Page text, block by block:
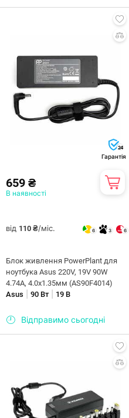
24
Гарантія
659 ₴
В наявності
від 110 ₴/міс. 6 3 6
Блок живлення PowerPlant для
ноутбука Asus 220V, 19V 90W
4.74A, 4.0х1.35мм (AS90F4014)
Asus
90 Вт| 19 В
Відправимо сьогодні